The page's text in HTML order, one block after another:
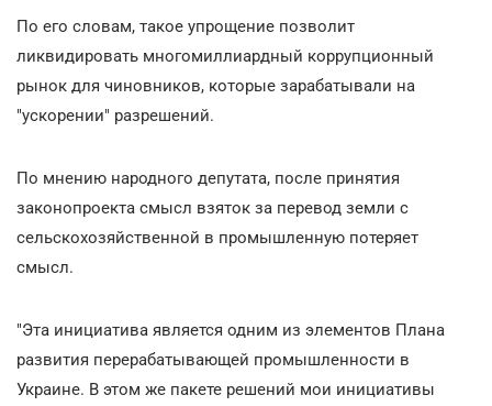
По его словам, такое упрощение позволит
ликвидировать многомиллиардный коррупционный
рынок для чиновников, которые зарабатывали на
"ускорении" разрешений.
По мнению народного депутата, после принятия
законопроекта смысл взяток за перевод земли с
сельскохозяйственной в промышленную потеряет
смысл.
"Эта инициатива является одним из элементов Плана
развития перерабатывающей промышленности в
Украине. В этом же пакете решений мои инициативы